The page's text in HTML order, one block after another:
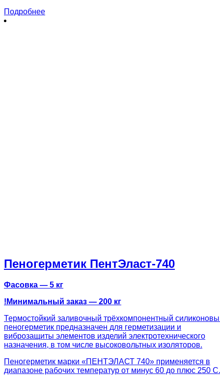
Подробнее
Пеногерметик ПентЭласт-740
Фасовка — 5 кг
!Минимальный заказ — 200 кг
Термостойкий заливочный трёхкомпонентный
пеногерметик предназначен для герметизации и
виброзащиты элементов изделий электротехнического
назначения, в том числе высоковольтных изоляторов.
Пеногерметик марки «ПЕНТЭЛАСТ 740» применяется в
диапазоне рабочих температур от минус 60 до плюс 250 С.